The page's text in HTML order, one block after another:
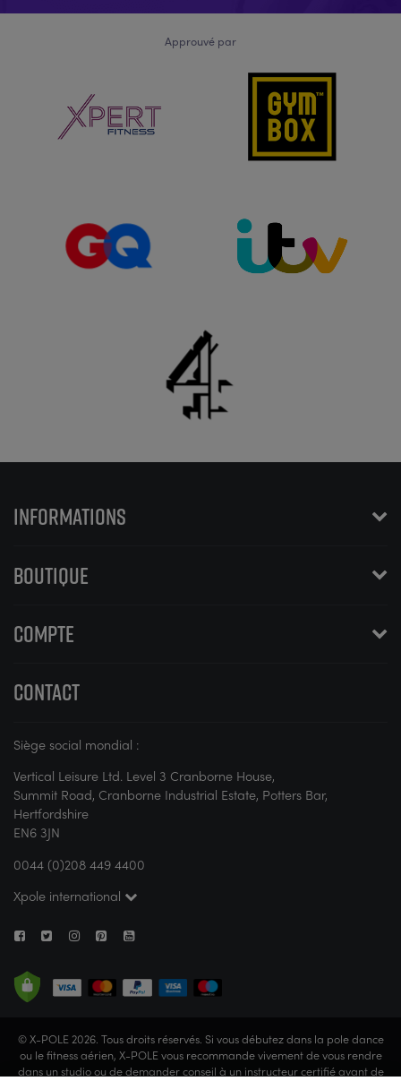
Approuvé par
INFORMATIONS
BOUTIQUE
COMPTE
CONTACT
Siège social mondial :
Vertical Leisure Ltd. Level 3 Cranborne House,
Summit Road, Cranborne Industrial Estate, Potters Bar,
Hertfordshire
EN6 3JN
0044 (0)208 449 4400
Xpole international
© X-POLE 2026. Tous droits réservés. Si vous débutez dans la pole dance
ou le fitness aérien, X-POLE vous recommande vivement de vous rendre
dans un studio ou de demander conseil à un instructeur certifié avant de